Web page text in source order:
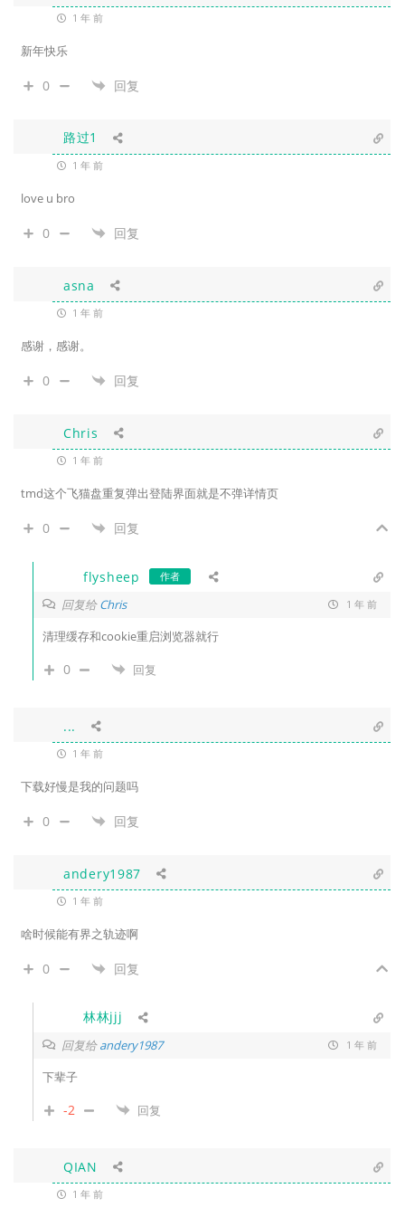
1 年 前
新年快乐
0 回复
路过1
1 年 前
love u bro
0 回复
asna
1 年 前
感谢，感谢。
0 回复
Chris
1 年 前
tmd这个飞猫盘重复弹出登陆界面就是不弹详情页
0 回复
flysheep 作者
回复给Chris 1 年 前
清理缓存和cookie重启浏览器就行
0 回复
...
1 年 前
下载好慢是我的问题吗
0 回复
andery1987
1 年 前
啥时候能有界之轨迹啊
0 回复
林林jjj
回复给andery1987 1 年 前
下辈子
-2 回复
QIAN
1 年 前